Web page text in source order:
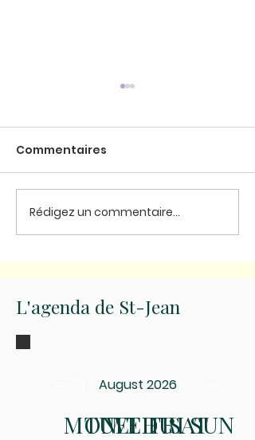
Pèlerinage à Notre
Dame de Paris
Commentaires
Rédigez un commentaire...
L'agenda de St-Jean
August 2026
MON
TUEWED
THU
FRISATSUN